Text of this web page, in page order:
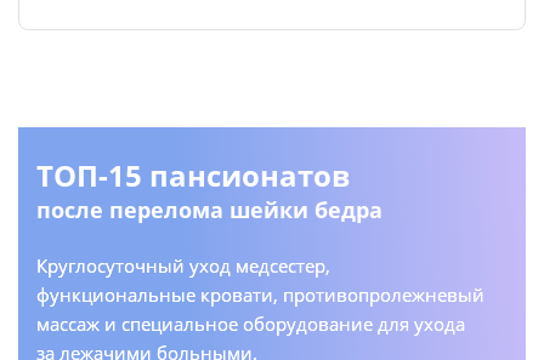
ТОП-15 пансионатов
после перелома шейки бедра
Круглосуточный уход медсестер,
функциональные кровати, противопролежневый
массаж и специальное оборудование для ухода
за лежачими больными.